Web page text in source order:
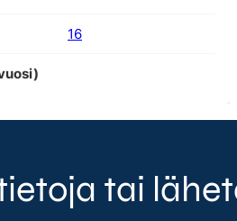
16
tai